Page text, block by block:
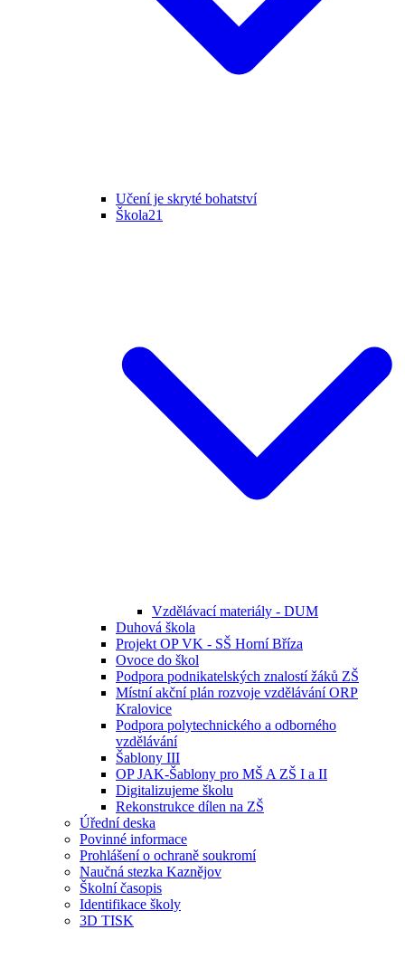
Učení je skryté bohatství
Škola21
Vzdělávací materiály - DUM
Duhová škola
Projekt OP VK - SŠ Horní Bříza
Ovoce do škol
Podpora podnikatelských znalostí žáků ZŠ
Místní akční plán rozvoje vzdělávání ORP
Kralovice
Podpora polytechnického a odborného
vzdělávání
Šablony III
OP JAK-Šablony pro MŠ A ZŠ I a II
Digitalizujeme školu
Rekonstrukce dílen na ZŠ
Úřední deska
Povinné informace
Prohlášení o ochraně soukromí
Naučná stezka Kaznějov
Školní časopis
Identifikace školy
3D TISK